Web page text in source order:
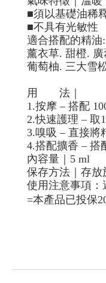
■須以基礎油稀
■不具有光敏性
適合搭配的精油:
薰衣草. 甜橙.
葡萄柚. 三大雪
用
法｜
1.按摩 – 搭配
2.快速護理 – 取1
3.嗅吸 – 直接將
4.搭配擴香 – 搭
內容量｜ 5 ml
保存方法｜存放
使用注意事項
=本產品已投保